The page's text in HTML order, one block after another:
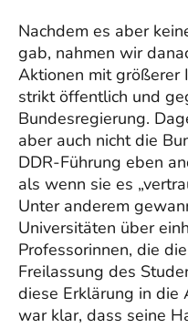
Nachdem es aber
gab, nahmen wir
Aktionen mit größerer
strikt öffentlich und
Bundesregierung.
aber auch nicht die
DDR-Führung eben
als wenn sie es
Unter anderem
Universitäten über
Professorinnen, die
Freilassung des
diese Erklärung in die
war klar, dass seine